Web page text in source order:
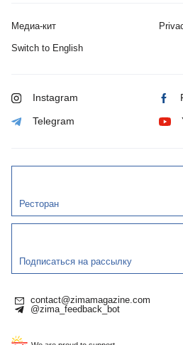
Медиа-кит
Switch to English
Instagram
Telegram
Ресторан
Подписаться на рассылку
contact@zimamagazine.com
@zima_feedback_bot